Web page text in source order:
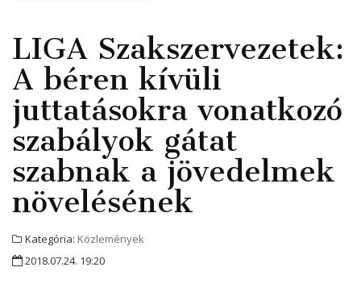
LIGA Szakszervezetek:
A béren kívüli
juttatásokra vonatkozó
szabályok gátat
szabnak a jövedelmek
növelésének
Kategória: Közlemények
2018.07.24. 19:20